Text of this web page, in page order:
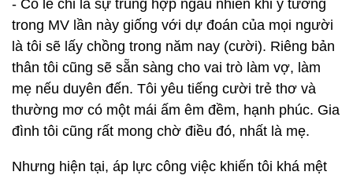
- Có lẽ chỉ là sự trùng hợp ngẫu nhiên khi ý tưởng
trong MV lần này giống với dự đoán của mọi người
là tôi sẽ lấy chồng trong năm nay (cười). Riêng bản
thân tôi cũng sẽ sẵn sàng cho vai trò làm vợ, làm
mẹ nếu duyên đến. Tôi yêu tiếng cười trẻ thơ và
thường mơ có một mái ấm êm đềm, hạnh phúc. Gia
đình tôi cũng rất mong chờ điều đó, nhất là mẹ.
Nhưng hiện tại, áp lực công việc khiến tôi khá mệt